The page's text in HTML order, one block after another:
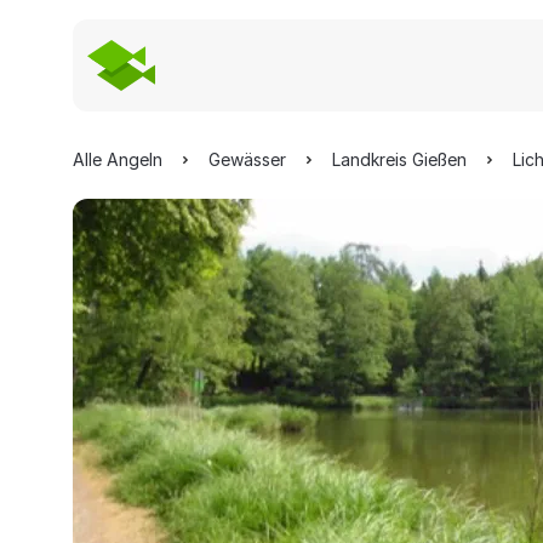
Alle Angeln Gewässer Landkreis Gießen Lich